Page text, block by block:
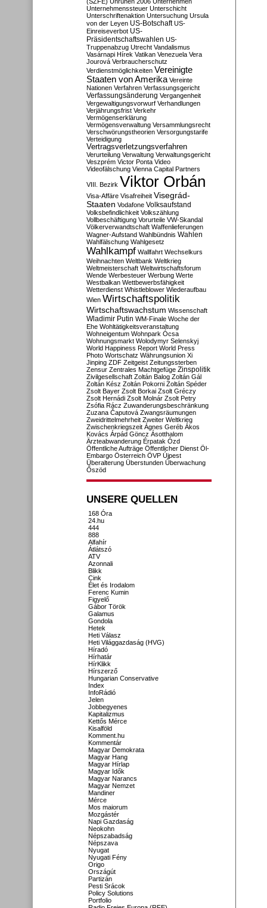
Unternehmenssteuer Unterschicht
Unterschriftenaktion Untersuchung Ursula
von der Leyen US-Botschaft US-
Einreiseverbot US-
Präsidentschaftswahlen US-
Truppenabzug Utrecht Vandalismus
Vasárnapi Hírek Vatikan Venezuela Vera
Jourová Verbraucherschutz
Verdienstmöglichkeiten Vereinigte
Staaten von Amerika Vereinte
Nationen Verfahren Verfassungsgericht
Verfassungsänderung Vergangenheit
Vergewaltigungsvorwurf Verhandlungen
Verjährungsfrist Verkehr
Vermögenserklärung
Vermögensverwaltung Versammlungsrecht
Verschwörungstheorien Versorgungstarife
Verteidigung
Vertragsverletzungsverfahren
Verurteilung Verwaltung Verwaltungsgericht
Veszprém Victor Ponta Video
Videofälschung Vienna Capital Partners
VIII. Bezirk Viktor Orbán
Visa-Affäre Visafreiheit Visegrád-
Staaten Vodafone Volksaufstand
Volksbefindlichkeit Volkszählung
Vollbeschäftigung Vorurteile VW-Skandal
Völkerverwandtschaft Waffenlieferungen
Wagner-Aufstand Wahlbündnis Wahlen
Wahlfälschung Wahlgesetz
Wahlkampf Wallfahrt Wechselkurs
Weihnachten Weltbank Weltkrieg
Weltmeisterschaft Weltwirtschaftsforum
Wende Werbesteuer Werbung Werte
Westbalkan Wettbewerbsfähigkeit
Wetterdienst Whistleblower Wiederaufbau
Wien Wirtschaftspolitik
Wirtschaftswachstum Wissenschaft
Wladimir Putin WM-Finale Woche der
Ehe Wohltätigkeitsveranstaltung
Wohneigentum Wohnpark Ócsa
Wohnungsmarkt Wolodymyr Selenskyj
World Happiness Report World Press
Photo Wortschatz Währungsunion Xi
Jinping ZDF Zeitgeist Zeitungssterben
Zensur Zentrales Machtgefüge Zinspolitik
Zivilgesellschaft Zoltán Balog Zoltán Gál
Zoltán Kész Zoltán Pokorni Zoltán Spéder
Zsolt Bayer Zsolt Borkai Zsolt Gréczy
Zsolt Hernádi Zsolt Molnár Zsolt Petry
Zsófia Rácz Zuwanderungsbeschränkung
Zuzana Čaputová Zwangsräumungen
Zweidrittelmehrheit Zweiter Weltkrieg
Zwischenkriegszeit Ágnes Geréb Ákos
Kovács Árpád Göncz Ásotthalom
Ärzteabwanderung Érpatak Ózd
Öffentliche Aufträge Öffentlicher Dienst Öl-
Embargo Österreich ÖVP Újpest
Überalterung Überstunden Überwachung
Őszöd
UNSERE QUELLEN
168 Óra
24.hu
444
888
Alfahír
Átlátszó
ATV
Azonnali
Blikk
Cink
Élet és Irodalom
Ferenc Kumin
Figyelő
Gábor Török
Galamus
Gondola
Hetek
Heti Válasz
Heti Világgazdaság (HVG)
Híradó
Hírhatár
HírKlikk
Hírszerző
Hungarian Conservative
Index
InfoRádió
Jelen
Jobbegyenes
Kapitalizmus
Kettős Mérce
Kisalföld
Komment.hu
Kommentár
Magyar Demokrata
Magyar Hang
Magyar Hírlap
Magyar Idők
Magyar Narancs
Magyar Nemzet
Mandiner
Mérce
Mos maiorum
Mozgástér
Napi Gazdaság
Neokohn
Népszabadság
Népszava
Nyugat
Nyugati Fény
Origo
Országút
Partizán
Pesti Srácok
Policy Solutions
Portfolio